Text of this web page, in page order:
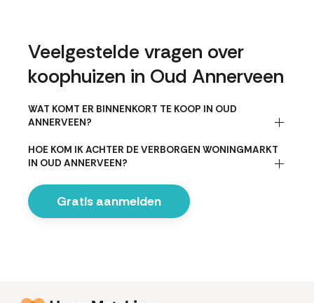
Veelgestelde vragen over
koophuizen in Oud Annerveen
WAT KOMT ER BINNENKORT TE KOOP IN OUD
ANNERVEEN?
HOE KOM IK ACHTER DE VERBORGEN WONINGMARKT
IN OUD ANNERVEEN?
Gratis aanmelden